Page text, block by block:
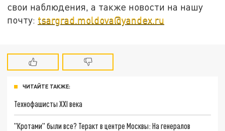
свои наблюдения, а также новости на нашу
почту: tsargrad.moldova@yandex.ru
ЧИТАЙТЕ ТАКЖЕ:
Технофашисты XXI века
"Кротами" были все? Теракт в центре Москвы: На генералов